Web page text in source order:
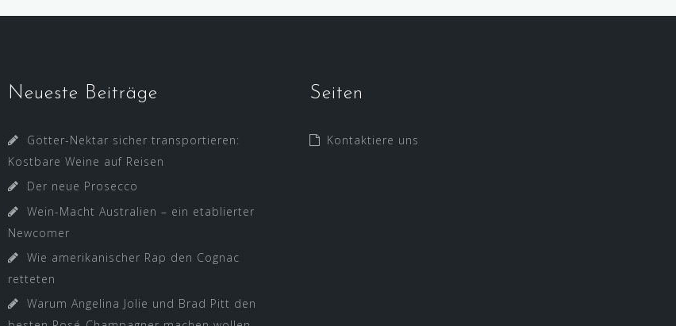
Neueste Beiträge
Götter-Nektar sicher transportieren:
Kostbare Weine auf Reisen
Der neue Prosecco
Wein-Macht Australien – ein etablierter
Newcomer
Wie amerikanischer Rap den Cognac
retteten
Warum Angelina Jolie und Brad Pitt den
Seiten
Kontaktiere uns